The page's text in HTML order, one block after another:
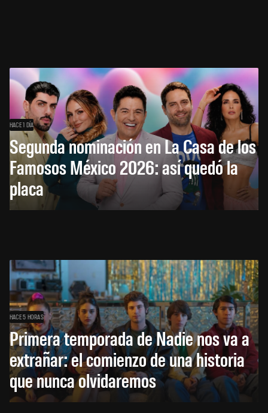
HACE 1 DÍA
Segunda nominación en La Casa de los
Famosos México 2026: así quedó la
placa
HACE 5 HORAS
Primera temporada de Nadie nos va a
extrañar: el comienzo de una historia
que nunca olvidaremos